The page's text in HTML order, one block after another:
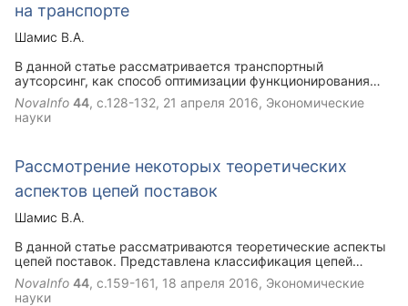
на транспорте
Шамис В.А.
В данной статье рассматривается транспортный
аутсорсинг, как способ оптимизации функционирования
организации за счет привлечения наемного транспорта, а
также транспортный инсорсинг который в свою очередь
предлагает внедрение в компанию собственного парка
NovaInfo 44, с.128-132, 21 апреля 2016, Экономические
науки
Рассмотрение некоторых теоретических
аспектов цепей поставок
Шамис В.А.
В данной статье рассматриваются теоретические аспекты
цепей поставок. Представлена классификация цепей
поставок. Рассматривается основа формирования
стратегии управления цепями поставок.
NovaInfo 44, с.159-161, 18 апреля 2016, Экономические
науки